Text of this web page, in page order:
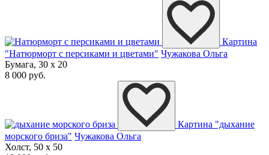
Картина
"Натюрморт с персиками и цветами" Чужакова Ольга
Бумага, 30 x 20
8 000 руб.
Картина "дыхание
морского бриза" Чужакова Ольга
Холст, 50 x 50